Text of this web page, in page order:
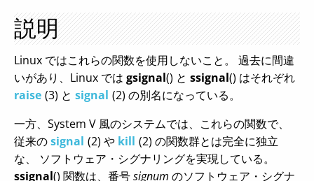
説明
Linux ではこれらの関数を使用しないこと。 過去に間違
いがあり、Linux では gsignal() と ssignal() はそれぞれ
raise (3) と signal (2) の別名になっている。
一方、System V 風のシステムでは、これらの関数で、
従来のsignal (2) や kill (2) の関数群とは完全に独立
な、 ソフトウェア・シグナリングを実現している。
ssignal() 関数は、番号signum のソフトウェア・シグナ